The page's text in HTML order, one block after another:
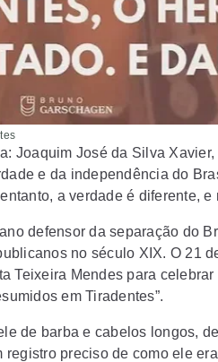
Joaquim José da Silva
e da independência do
a verdade é diferente, e
defensor da separação do
no século XIX. O 21
Teixeira Mendes para celebrar
em Tiradentes”.
de barba e cabelos longos,
registro preciso de como ele